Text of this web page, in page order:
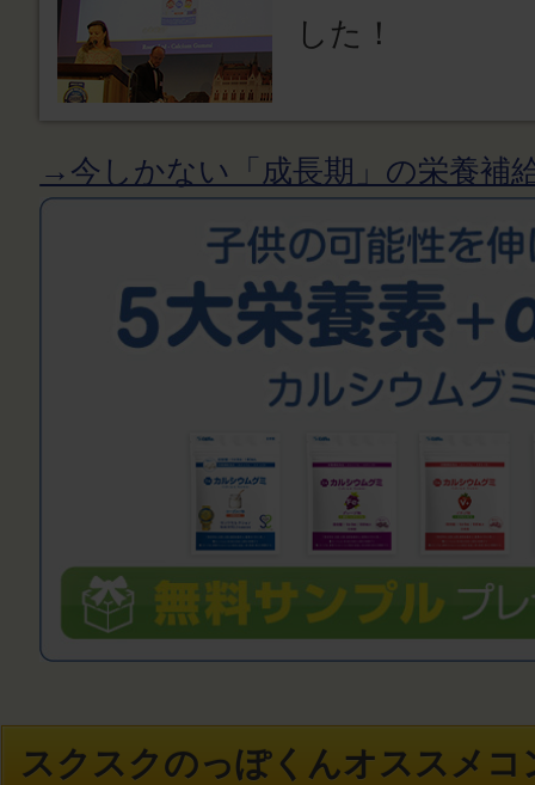
した！
→今しかない「成長期」の栄養補
スクスクのっぽくんオススメコ